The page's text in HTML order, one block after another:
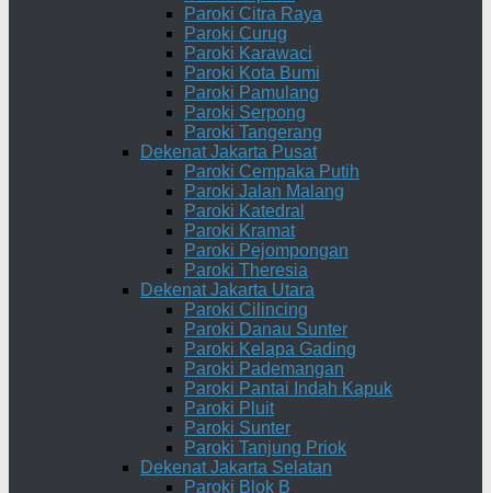
Paroki Citra Raya
Paroki Curug
Paroki Karawaci
Paroki Kota Bumi
Paroki Pamulang
Paroki Serpong
Paroki Tangerang
Dekenat Jakarta Pusat
Paroki Cempaka Putih
Paroki Jalan Malang
Paroki Katedral
Paroki Kramat
Paroki Pejompongan
Paroki Theresia
Dekenat Jakarta Utara
Paroki Cilincing
Paroki Danau Sunter
Paroki Kelapa Gading
Paroki Pademangan
Paroki Pantai Indah Kapuk
Paroki Pluit
Paroki Sunter
Paroki Tanjung Priok
Dekenat Jakarta Selatan
Paroki Blok B